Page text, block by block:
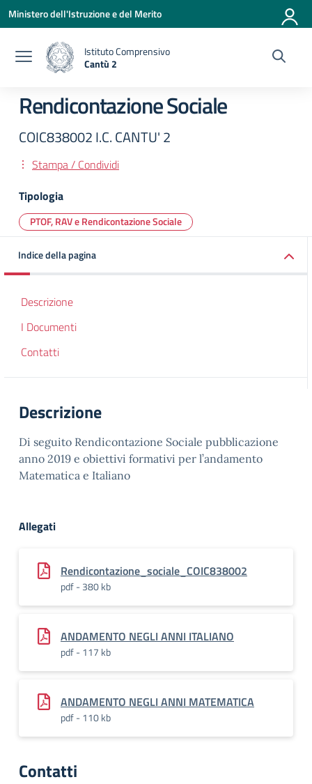
Vai ai contenuti
Vai al menu di navigazione
Vai al footer
Ministero dell'Istruzione e del Merito
Istituto Comprensivo
Cantù 2
Rendicontazione Sociale
COIC838002 I.C. CANTU' 2
Stampa / Condividi
Tipologia
PTOF, RAV e Rendicontazione Sociale
Indice della pagina
Descrizione
I Documenti
Contatti
Descrizione
Di seguito Rendicontazione Sociale pubblicazione
anno 2019 e obiettivi formativi per l’andamento
Matematica e Italiano
Allegati
Rendicontazione_sociale_COIC838002
pdf - 380 kb
ANDAMENTO NEGLI ANNI ITALIANO
pdf - 117 kb
ANDAMENTO NEGLI ANNI MATEMATICA
pdf - 110 kb
Contatti